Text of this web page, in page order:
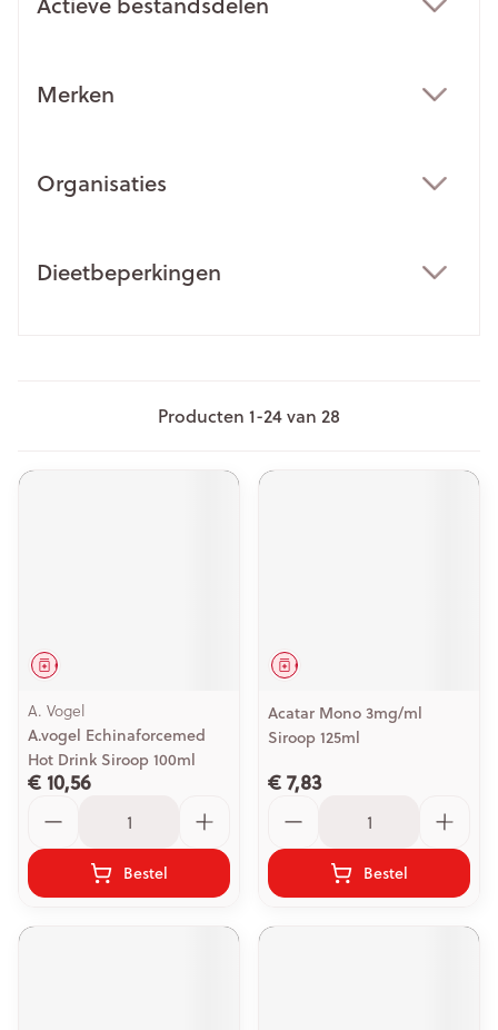
Merken
Organisaties
Dieetbeperkingen
Producten 1-24van 28
Geneesmiddel
A. Vogel
A.vogel Echinaforcemed
Hot Drink Siroop 100ml
€ 10,56
Bestel
Geneesmiddel
Acatar Mono 3mg/ml
Siroop 125ml
€ 7,83
Bestel